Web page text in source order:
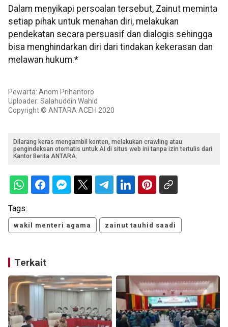
Dalam menyikapi persoalan tersebut, Zainut meminta
setiap pihak untuk menahan diri, melakukan
pendekatan secara persuasif dan dialogis sehingga
bisa menghindarkan diri dari tindakan kekerasan dan
melawan hukum.*
Pewarta: Anom Prihantoro
Uploader: Salahuddin Wahid
Copyright © ANTARA ACEH 2020
Dilarang keras mengambil konten, melakukan crawling atau
pengindeksan otomatis untuk AI di situs web ini tanpa izin tertulis dari
Kantor Berita ANTARA.
Tags:
wakil menteri agama zainut tauhid saadi
Terkait